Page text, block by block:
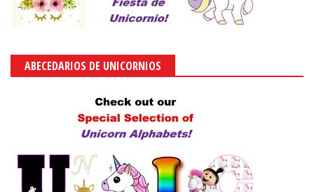
ABECEDARIOS DE UNICORNIOS